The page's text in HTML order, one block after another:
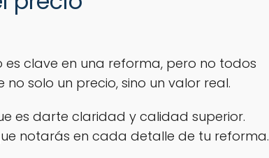
es clave en una reforma, pero no todos
solo un precio, sino un valor real.
es darte claridad y calidad superior.
notarás en cada detalle de tu reforma.